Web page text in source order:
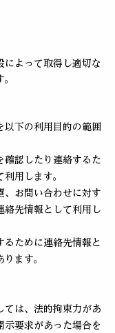
によって取得し適切な
以下の利用目的の範囲
確認したり連絡するた
利用します。
、お問い合わせに対す
絡先情報として利用し
るために連絡先情報と
ます。
ては、法的拘束力があ
示要求があった場合を